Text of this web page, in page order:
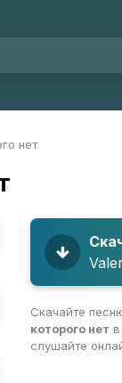
нет
Скачайте
которого нет
слушайте